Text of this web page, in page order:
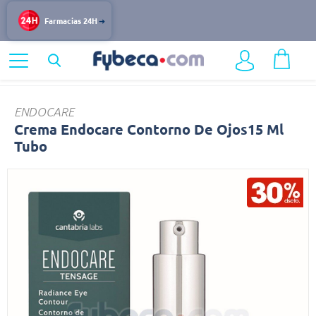
Farmacias 24H
Cuidado del Rostro
ENDOCARE
Crema Endocare Contorno De Ojos15 Ml
Tubo